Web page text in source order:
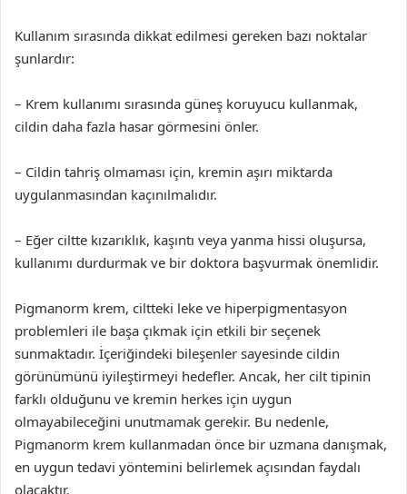
Kullanım sırasında dikkat edilmesi gereken bazı noktalar
şunlardır:
– Krem kullanımı sırasında güneş koruyucu kullanmak,
cildin daha fazla hasar görmesini önler.
– Cildin tahriş olmaması için, kremin aşırı miktarda
uygulanmasından kaçınılmalıdır.
– Eğer ciltte kızarıklık, kaşıntı veya yanma hissi oluşursa,
kullanımı durdurmak ve bir doktora başvurmak önemlidir.
Pigmanorm krem, ciltteki leke ve hiperpigmentasyon
problemleri ile başa çıkmak için etkili bir seçenek
sunmaktadır. İçeriğindeki bileşenler sayesinde cildin
görünümünü iyileştirmeyi hedefler. Ancak, her cilt tipinin
farklı olduğunu ve kremin herkes için uygun
olmayabileceğini unutmamak gerekir. Bu nedenle,
Pigmanorm krem kullanmadan önce bir uzmana danışmak,
en uygun tedavi yöntemini belirlemek açısından faydalı
olacaktır.